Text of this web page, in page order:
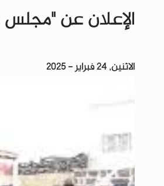
الإعلان عن
الاثنين, 24 فبراير - 2025